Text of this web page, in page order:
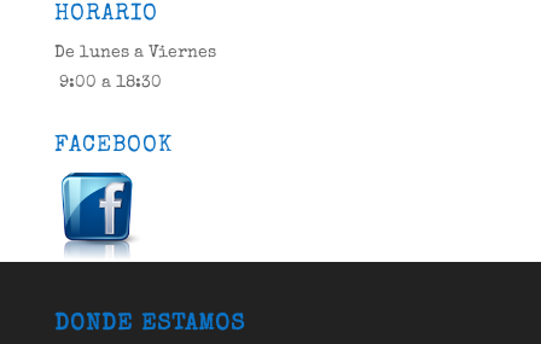
HORARIO
De lunes a Viernes
9:00 a 18:30
FACEBOOK
DONDE ESTAMOS